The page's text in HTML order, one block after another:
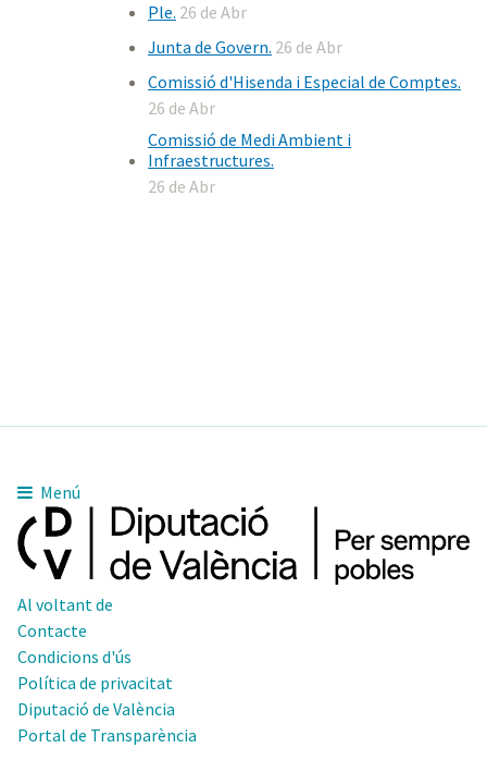
Ple. 26 de Abr
Junta de Govern. 26 de Abr
Comissió d'Hisenda i Especial de Comptes.
26 de Abr
Comissió de Medi Ambient i
Infraestructures.
26 de Abr
Menú
Al voltant de
Contacte
Condicions d'ús
Política de privacitat
Diputació de València
Portal de Transparència